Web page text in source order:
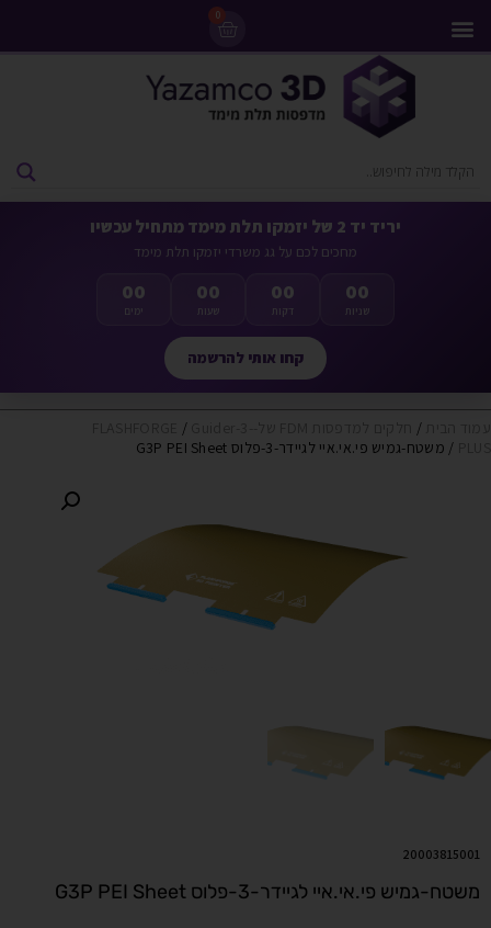
0
יריד יד 2 של יזמקו תלת מימד מתחיל עכשיו
מחכים לכם על גג משרדי יזמקו תלת מימד
00
ימים
00
שעות
00
דקות
00
שניות
קחו אותי להרשמה
/
/
/ משטח-גמיש פי.אי.איי לגיידר-3-פלוס G3P PEI Sheet
20003815001
משטח-גמיש פי.אי.איי לגיידר-3-פלוס G3P PEI Sheet